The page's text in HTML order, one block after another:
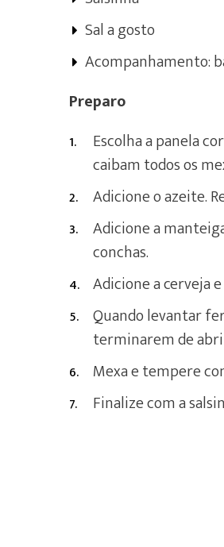
Sal a gosto
Acompanhamento:
Preparo
Escolha a panela
caibam todos os
Adicione o azeite.
Adicione a
conchas.
Adicione a cerveja
Quando levantar
terminarem de
Mexa e tempere
Finalize com a